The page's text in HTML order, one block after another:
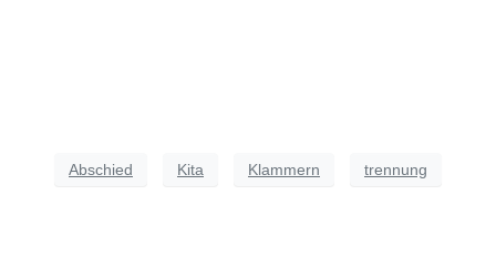
Abschied Kita Klammern trennung